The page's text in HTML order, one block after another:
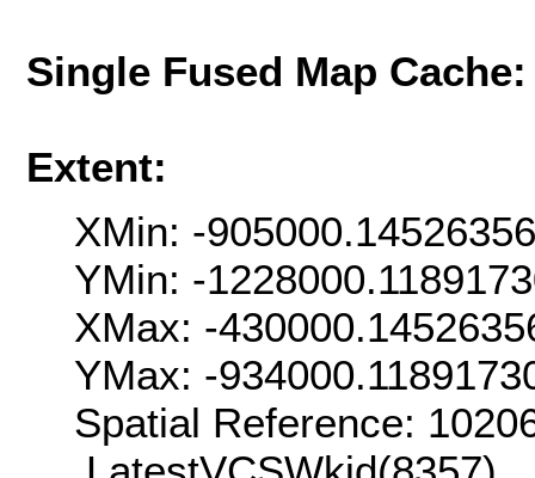
Single Fused Map
Extent:
XMin: -
YMin: -
XMax: -
YMax: -
Spatial Reference: